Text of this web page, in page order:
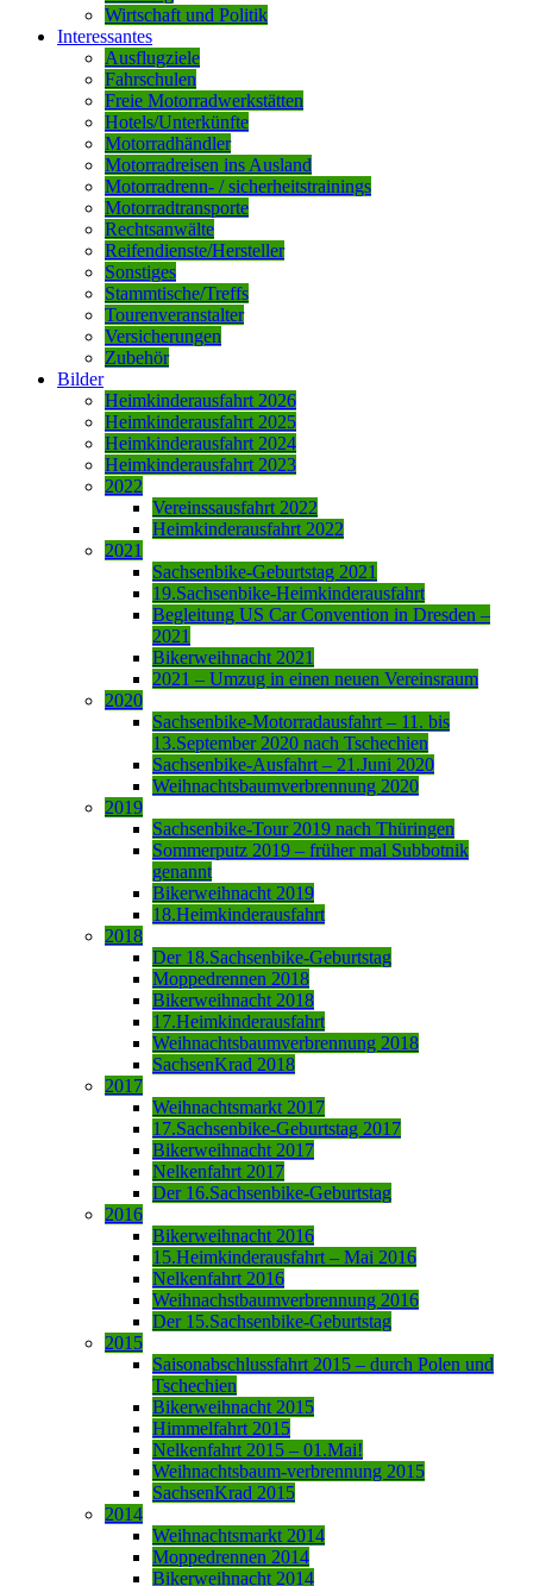
Wirtschaft und Politik
Interessantes
Ausflugziele
Fahrschulen
Freie Motorradwerkstätten
Hotels/Unterkünfte
Motorradhändler
Motorradreisen ins Ausland
Motorradrenn- / sicherheitstrainings
Motorradtransporte
Rechtsanwälte
Reifendienste/Hersteller
Sonstiges
Stammtische/Treffs
Tourenveranstalter
Versicherungen
Zubehör
Bilder
Heimkinderausfahrt 2026
Heimkinderausfahrt 2025
Heimkinderausfahrt 2024
Heimkinderausfahrt 2023
2022
Vereinssausfahrt 2022
Heimkinderausfahrt 2022
2021
Sachsenbike-Geburtstag 2021
19.Sachsenbike-Heimkinderausfahrt
Begleitung US Car Convention in Dresden –
2021
Bikerweihnacht 2021
2021 – Umzug in einen neuen Vereinsraum
2020
Sachsenbike-Motorradausfahrt – 11. bis
13.September 2020 nach Tschechien
Sachsenbike-Ausfahrt – 21.Juni 2020
Weihnachtsbaumverbrennung 2020
2019
Sachsenbike-Tour 2019 nach Thüringen
Sommerputz 2019 – früher mal Subbotnik
genannt
Bikerweihnacht 2019
18.Heimkinderausfahrt
2018
Der 18.Sachsenbike-Geburtstag
Moppedrennen 2018
Bikerweihnacht 2018
17.Heimkinderausfahrt
Weihnachtsbaumverbrennung 2018
SachsenKrad 2018
2017
Weihnachtsmarkt 2017
17.Sachsenbike-Geburtstag 2017
Bikerweihnacht 2017
Nelkenfahrt 2017
Der 16.Sachsenbike-Geburtstag
2016
Bikerweihnacht 2016
15.Heimkinderausfahrt – Mai 2016
Nelkenfahrt 2016
Weihnachstbaumverbrennung 2016
Der 15.Sachsenbike-Geburtstag
2015
Saisonabschlussfahrt 2015 – durch Polen und
Tschechien
Bikerweihnacht 2015
Himmelfahrt 2015
Nelkenfahrt 2015 – 01.Mai!
Weihnachtsbaum-verbrennung 2015
SachsenKrad 2015
2014
Weihnachtsmarkt 2014
Moppedrennen 2014
Bikerweihnacht 2014